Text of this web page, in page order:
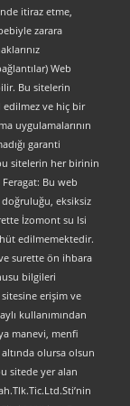
itiraz etme,
zarara
Web
Bu sitelerin
ve hiç bir
uygulamalarının
garanti
sitelerin her birinin
Bu web
eksiksiz
İzomont su Isi
edilmemektedir.
surette ön ihbara
bilgileri
erişim ve
kullanımından
manevi, menfi
olursa olsun
sitede yer alan